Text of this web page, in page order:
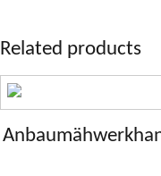
Related products